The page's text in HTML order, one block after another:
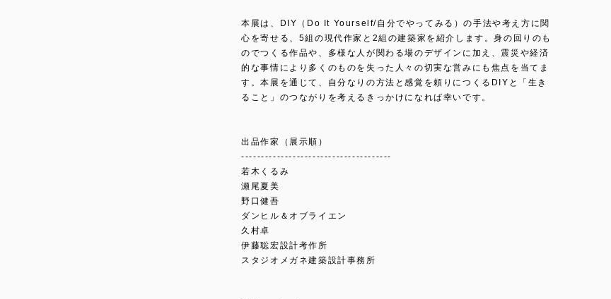
本展は、DIY（Do It Yourself/自分でやってみる）の手法や考え方に関
心を寄せる、5組の現代作家と2組の建築家を紹介します。身の回りのも
のでつくる作品や、多様な人が関わる場のデザインに加え、震災や経済
的な事情により多くのものを失った人々の切実な営みにも焦点を当てま
す。本展を通じて、自分なりの方法と感覚を頼りにつくるDIYと「生き
ること」のつながりを考えるきっかけになれば幸いです。
出品作家（展示順）
--------------------------------------
若木くるみ
瀬尾夏美
野口健吾
ダンヒル＆オブライエン
久村卓
伊藤聡宏設計考作所
スタジオメガネ建築設計事務所